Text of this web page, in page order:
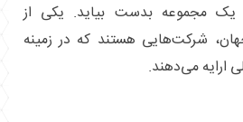
یک مجموعه بدست بیاید. یکی از
شرکت‌هایی هستند که در زمینه
ارایه می‌دهند.